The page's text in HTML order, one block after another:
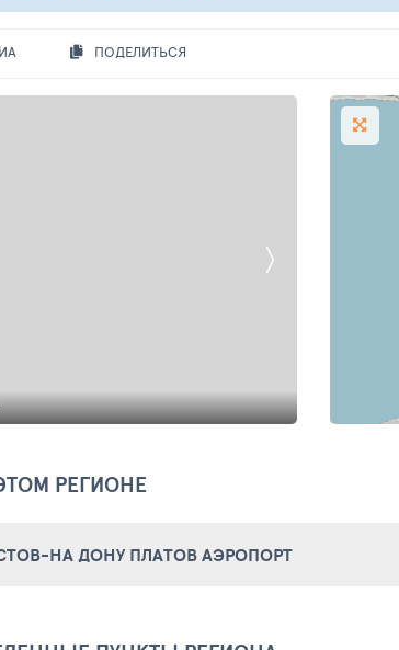
ПОДЕЛИТЬСЯ
РЕГИОНЕ
НА ДОНУ ПЛАТОВ АЭРОПОРТ